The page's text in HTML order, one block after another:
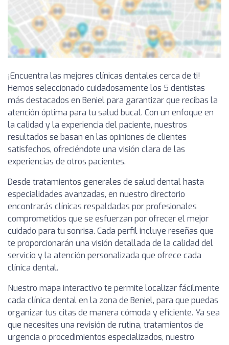
¡Encuentra las mejores clínicas dentales cerca de ti!
Hemos seleccionado cuidadosamente los 5 dentistas
más destacados en Beniel para garantizar que recibas la
atención óptima para tu salud bucal. Con un enfoque en
la calidad y la experiencia del paciente, nuestros
resultados se basan en las opiniones de clientes
satisfechos, ofreciéndote una visión clara de las
experiencias de otros pacientes.
Desde tratamientos generales de salud dental hasta
especialidades avanzadas, en nuestro directorio
encontrarás clínicas respaldadas por profesionales
comprometidos que se esfuerzan por ofrecer el mejor
cuidado para tu sonrisa. Cada perfil incluye reseñas que
te proporcionarán una visión detallada de la calidad del
servicio y la atención personalizada que ofrece cada
clínica dental.
Nuestro mapa interactivo te permite localizar fácilmente
cada clínica dental en la zona de Beniel, para que puedas
organizar tus citas de manera cómoda y eficiente. Ya sea
que necesites una revisión de rutina, tratamientos de
urgencia o procedimientos especializados, nuestro